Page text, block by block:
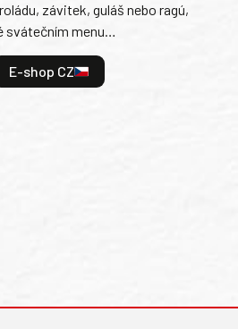
závitek, guláš nebo ragú,
svátečním menu…
E-shop CZ